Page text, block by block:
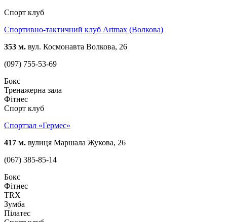
Спорт клуб
Спортивно-тактичний клуб Artmax (Волкова)
353 м. вул. Космонавта Волкова, 26
(097) 755-53-69
Бокс
Тренажерна зала
Фітнес
Спорт клуб
Спортзал «Гермес»
417 м. вулиця Маршала Жукова, 26
(067) 385-85-14
Бокс
Фітнес
TRX
Зумба
Пілатес